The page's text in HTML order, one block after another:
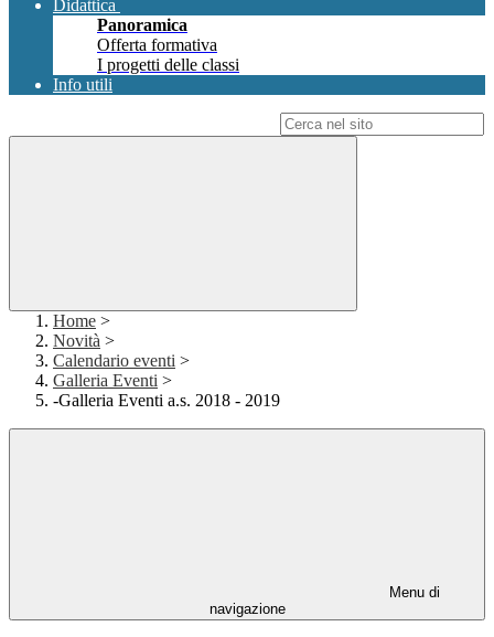
Didattica
Panoramica
Offerta formativa
I progetti delle classi
Info utili
Home >
Novità >
Calendario eventi >
Galleria Eventi >
-Galleria Eventi a.s. 2018 - 2019
Menu di
navigazione